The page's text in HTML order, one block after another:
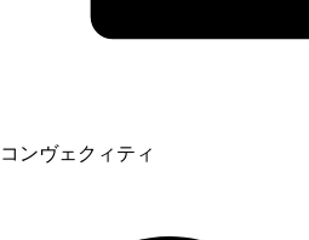
コンヴェクィティ